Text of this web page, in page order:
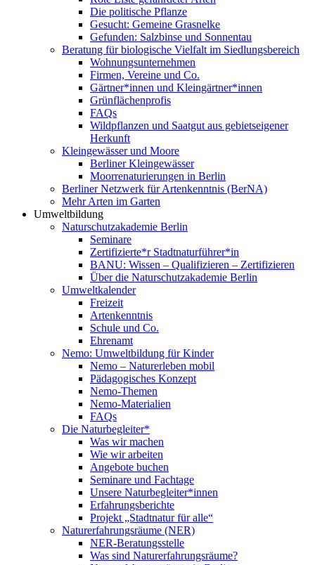
Die politische Pflanze
Gesucht: Gemeine Grasnelke
Gefunden: Salzbinse und Sonnentau
Beratung für biologische Vielfalt im Siedlungsbereich
Wohnungsunternehmen
Firmen, Vereine und Co.
Gärtner*innen und Kleingärtner*innen
Grünflächenprofis
FAQs
Wildpflanzen und Saatgut aus gebietseigener
Herkunft
Kleingewässer und Moore
Berliner Kleingewässer
Moorrenaturierungen in Berlin
Berliner Netzwerk für Artenkenntnis (BerNA)
Mehr Arten im Garten
Umweltbildung
Naturschutzakademie Berlin
Seminare
Zertifizierte*r Stadtnaturführer*in
BANU: Wissen – Qualifizieren – Zertifizieren
Über die Naturschutzakademie Berlin
Umweltkalender
Freizeit
Artenkenntnis
Schule und Co.
Ehrenamt
Nemo: Umweltbildung für Kinder
Nemo – Naturerleben mobil
Pädagogisches Konzept
Nemo-Themen
Nemo-Materialien
FAQs
Die Naturbegleiter*
Was wir machen
Wie wir arbeiten
Angebote buchen
Seminare und Fachtage
Unsere Naturbegleiter*innen
Erfahrungsberichte
Projekt „Stadtnatur für alle“
Naturerfahrungsräume (NER)
NER-Beratungsstelle
Was sind Naturerfahrungsräume?